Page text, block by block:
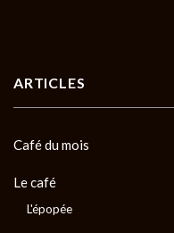
ARTICLES
Café du mois
Le café
L'épopée